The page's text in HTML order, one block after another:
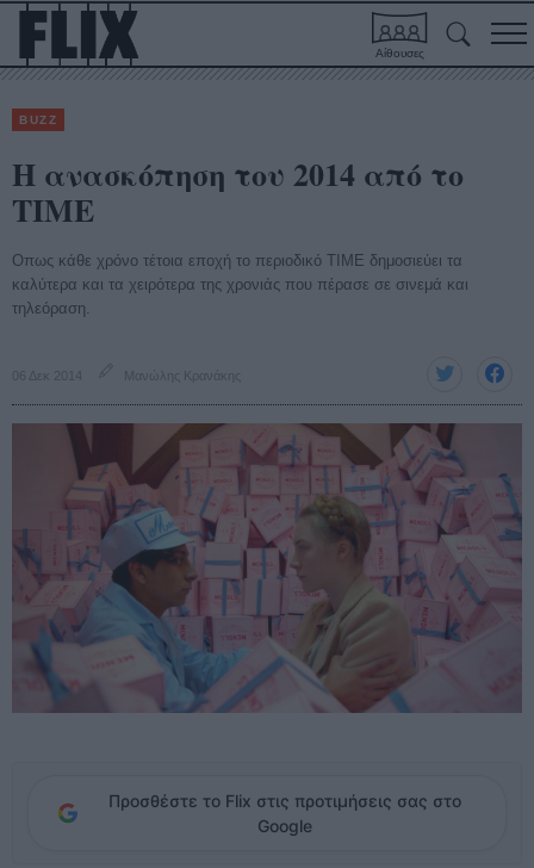
Αίθουσες
BUZZ
H ανασκόπηση του 2014 από το
TIME
Οπως κάθε χρόνο τέτοια εποχή το περιοδικό ΤΙΜΕ δημοσιεύει τα
καλύτερα και τα χειρότερα της χρονιάς που πέρασε σε σινεμά και
τηλεόραση.
06 Δεκ 2014 Μανώλης Κρανάκης
Προσθέστε το Flix στις προτιμήσεις σας στο
Google